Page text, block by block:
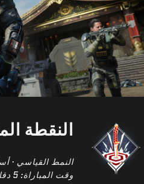
النقطة
النمط القياسي ·